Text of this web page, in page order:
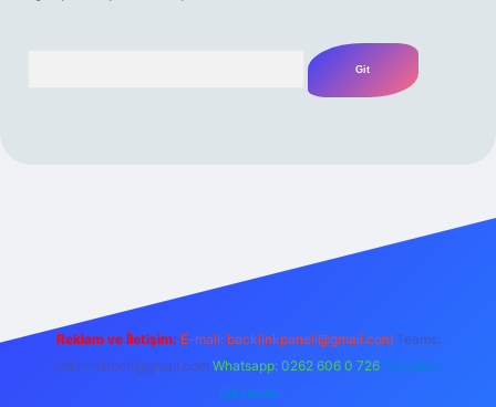
Reklam ve İletişim: E-mail: backlinkpaneli@gmail.com Teams:
forumhizmeti@gmail.com Whatsapp: 0262 606 0 726 Telegram:
@karabul